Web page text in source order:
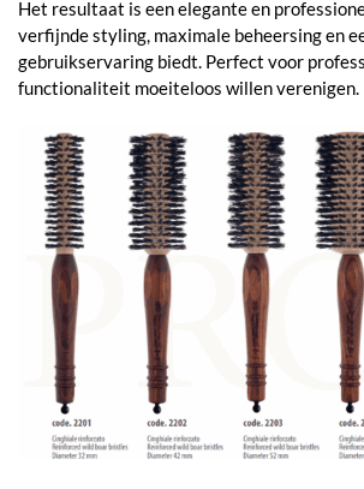
Het resultaat is een elegante en
verfijnde styling, maximale beheersing en
gebruikservaring biedt. Perfect voor
functionaliteit moeiteloos willen verenigen.